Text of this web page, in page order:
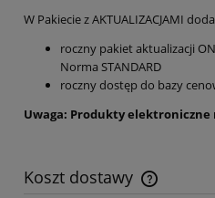
W Pakiecie z AKTUALIZACJAMI
roczny pakiet aktualizacji
Norma STANDARD
roczny dostęp do bazy
Uwaga: Produkty
Koszt dostawy
Cena nie zawiera ewentualnych